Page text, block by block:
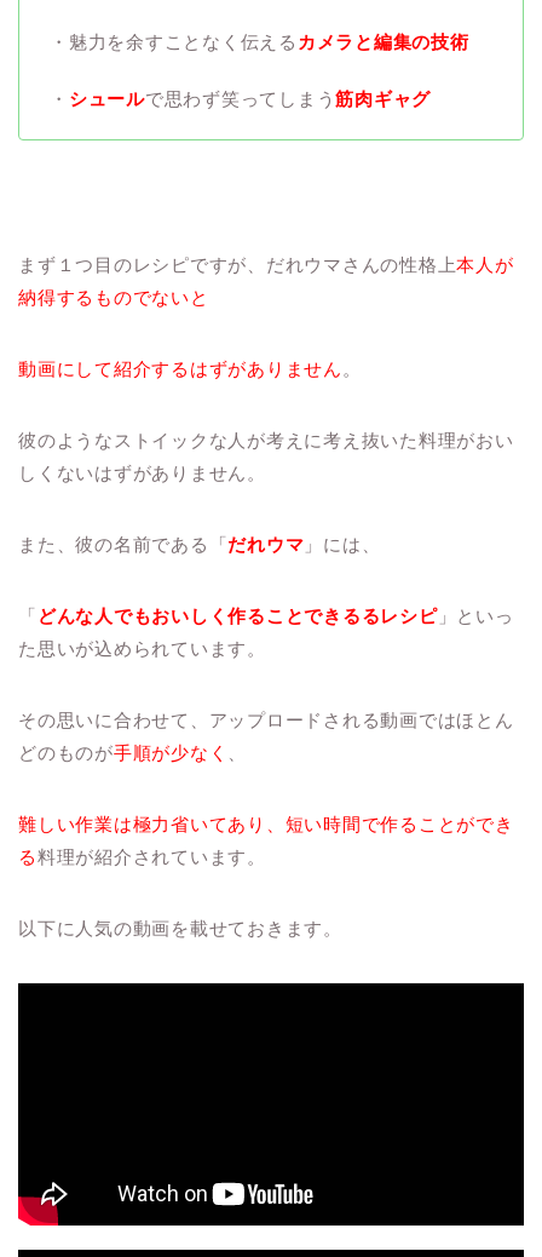
・魅力を余すことなく伝える カメラと編集の技術
・ シュールで思わず笑ってしまう筋肉ギャグ
まず１つ目のレシピですが、だれウマさんの性格上本人が
納得するものでないと
動画にして紹介するはずがありません 。
彼のようなストイックな人が考えに考え抜いた料理がおい
しくないはずがありません。
また、彼の名前である「だれウマ 」には、
「 どんな人でもおいしく作ることできるるレシピ」といっ
た思いが込められています。
その思いに合わせて、アップロードされる動画ではほとん
どのものが手順が少なく
難しい作業は極力省いてあり、短い時間で作ることができ
る料理が紹介されています。
以下に人気の動画を載せておきます。